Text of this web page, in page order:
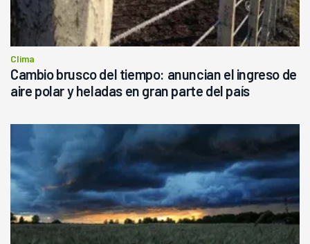
Clima
Cambio brusco del tiempo: anuncian el ingreso de
aire polar y heladas en gran parte del país